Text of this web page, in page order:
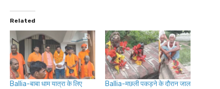
Related
Ballia-बाबा धाम यात्रा के लिए
Ballia-मछली पकड़ने के दौरान जाल